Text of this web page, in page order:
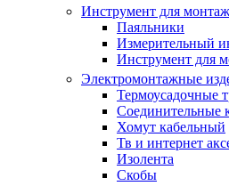
Инструмент для
Паяльники
Измерительный
Инструмент для
Электромонтажные
Термоусадочные
Соединительные
Хомут кабельный
Тв и интернет
Изолента
Скобы